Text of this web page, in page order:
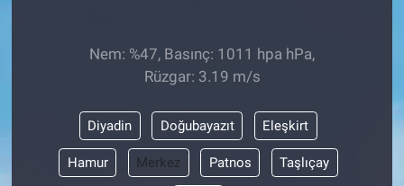
Nem: %47, Basınç: 1011 hpa hPa,
Rüzgar: 3.19 m/s
Diyadin Doğubayazıt Eleşkirt
Hamur Merkez Patnos Taşlıçay